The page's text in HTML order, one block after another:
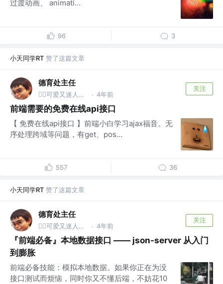
过渡动画、 animati...
96 3
小天同学RT 赞了这篇文章
德育处主任
👮‍♂️可爱又迷人的反派保安 @德育处 · 4年前
关注
前端需要的免费在线api接口
【 免费在线api接口 】前端小白学习ajax福音。无
序处理跨域等问题，有get、pos...
557 36
小天同学RT 赞了这篇文章
德育处主任
👮‍♂️可爱又迷人的反派保安 @德育处 · 4年前
关注
『前端必备』本地数据接口 —— json-server 从入门
到膨胀
前端必备技能：模拟本地数据。如果你正在为没
接口测试而烦恼，同时你又不懂后端，不妨花10